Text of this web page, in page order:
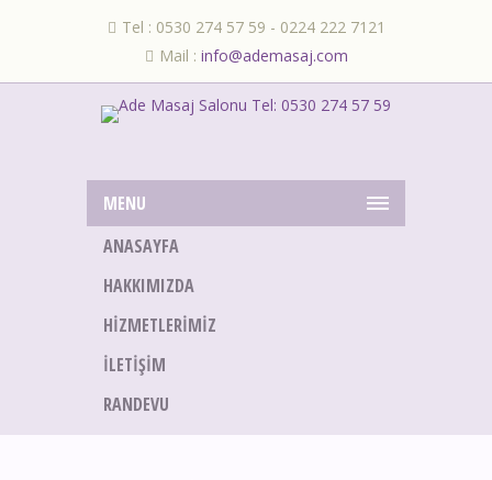
Tel : 0530 274 57 59 - 0224 222 7121
Mail : info@ademasaj.com
MENU
ANASAYFA
HAKKIMIZDA
HIZMETLERIMIZ
İLETIŞIM
RANDEVU